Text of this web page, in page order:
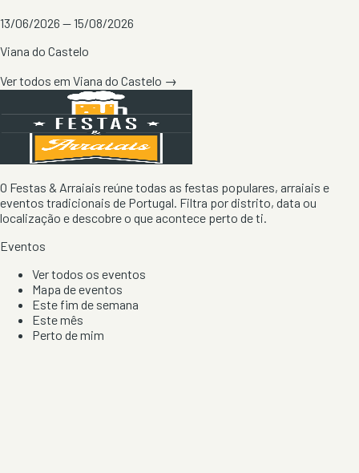
13/06/2026 — 15/08/2026
Viana do Castelo
Ver todos em Viana do Castelo →
O Festas & Arraiais reúne todas as festas populares, arraiais e
eventos tradicionais de Portugal. Filtra por distrito, data ou
localização e descobre o que acontece perto de ti.
Eventos
Ver todos os eventos
Mapa de eventos
Este fim de semana
Este mês
Perto de mim